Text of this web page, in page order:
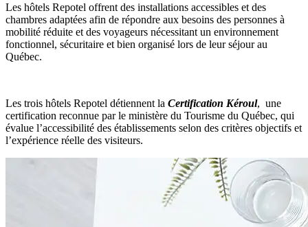
Les hôtels Repotel offrent des installations accessibles et des
chambres adaptées afin de répondre aux besoins des personnes à
mobilité réduite et des voyageurs nécessitant un environnement
fonctionnel, sécuritaire et bien organisé lors de leur séjour au
Québec.
Les trois hôtels Repotel détiennent la Certification Kéroul, une
certification reconnue par le ministère du Tourisme du Québec, qui
évalue l’accessibilité des établissements selon des critères objectifs et
l’expérience réelle des visiteurs.